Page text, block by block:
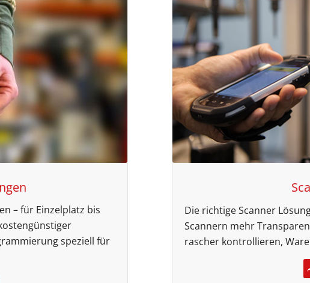
– für Einzelplatz bis
speziell für
Die richtige Scanner
Scannern mehr
rascher kontrollieren,